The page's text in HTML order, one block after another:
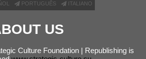
PORTUGUÊS ITALIANO
US
Culture Foundation | Republishing is